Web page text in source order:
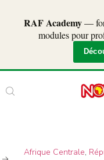
RAF Academy—
modules pour
Afrique Centrale,